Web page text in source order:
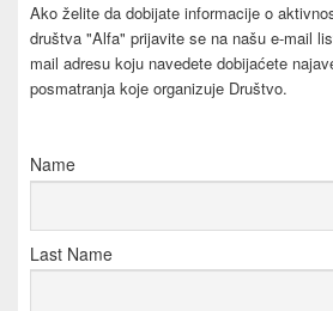
Ako želite da dobijate informacije o
društva "Alfa" prijavite se na našu e-mail
mail adresu koju navedete dobijaćete
posmatranja koje organizuje Društvo.
Name
Last Name